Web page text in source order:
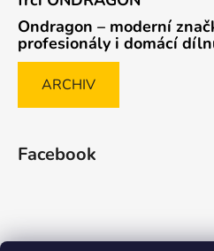
Ondragon – moderní
profesionály i domácí
ARCHIV
Facebook